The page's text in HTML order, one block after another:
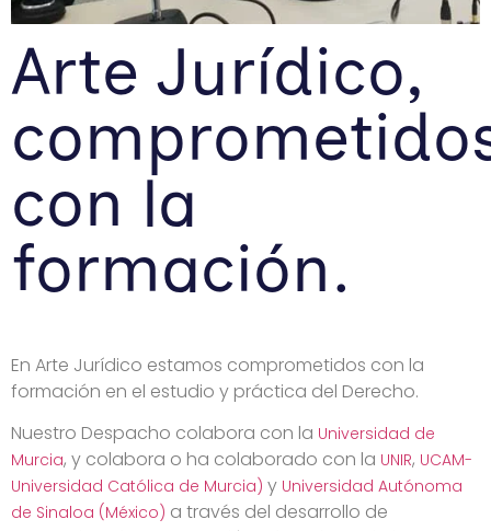
Arte Jurídico,
con la
formación.
En Arte Jurídico estamos comprometidos con la
formación en el estudio y práctica del Derecho.
Nuestro Despacho colabora con la Universidad de
Murcia, y colabora o ha colaborado con la UNIR, UCAM-
Universidad Católica de Murcia) y Universidad Autónoma
de Sinaloa (México) a través del desarrollo de